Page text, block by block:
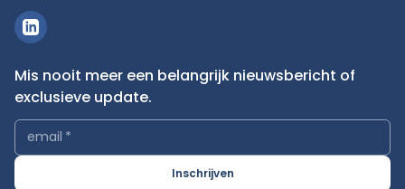
Mis nooit meer een belangrijk nieuwsbericht of
exclusieve update.
email *
Inschrijven